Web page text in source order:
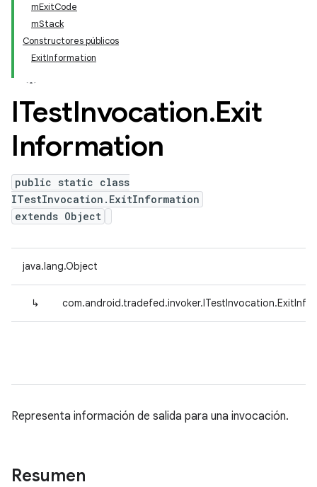
mExitCode
mStack
Constructores públicos
ExitInformation
ITestInvocation.Exit
Information
public static class
ITestInvocation.ExitInformation
extends Object
java.lang.Object
↳
Representa información de salida para una invocación.
Resumen